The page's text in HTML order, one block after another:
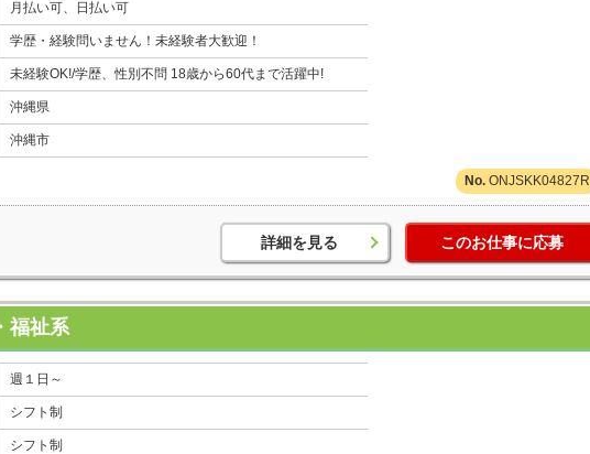
月払い可、日払い可
学歴・経験問いません！未経験者大歓迎！
未経験OK!/学歴、性別不問 18歳から60代まで活躍中!
沖縄県
沖縄市
ONJSKK04827R
詳細を見る このお仕事に応募
福祉系
週１日～
シフト制
シフト制